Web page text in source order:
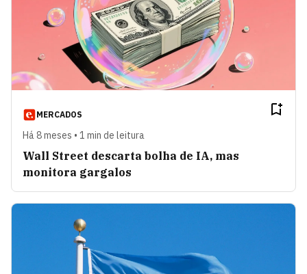
MERCADOS
Há 8 meses • 1 min de leitura
Wall Street descarta bolha de IA, mas
monitora gargalos